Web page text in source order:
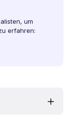
um
erfahren: